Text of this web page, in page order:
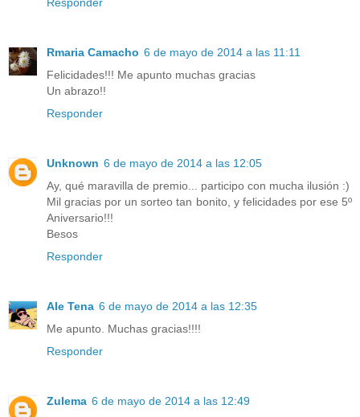
Responder
Rmaria Camacho 6 de mayo de 2014 a las 11:11
Felicidades!!! Me apunto muchas gracias
Un abrazo!!
Responder
Unknown 6 de mayo de 2014 a las 12:05
Ay, qué maravilla de premio... participo con mucha ilusión :)
Mil gracias por un sorteo tan bonito, y felicidades por ese 5º
Aniversario!!!
Besos
Responder
Ale Tena 6 de mayo de 2014 a las 12:35
Me apunto. Muchas gracias!!!!
Responder
Zulema 6 de mayo de 2014 a las 12:49